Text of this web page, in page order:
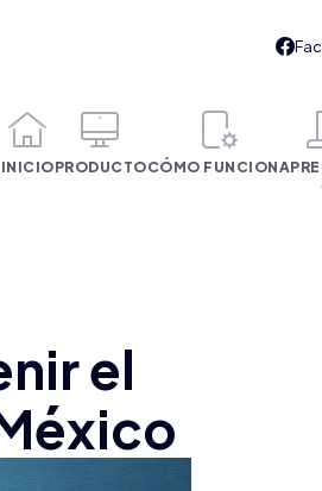
INICIOPRODUCTOCÓMO FUNCIONA
el